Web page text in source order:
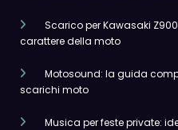
Scarico per Kawasaki
carattere della moto
Motosound: la guida
scarichi moto
Musica per feste private: